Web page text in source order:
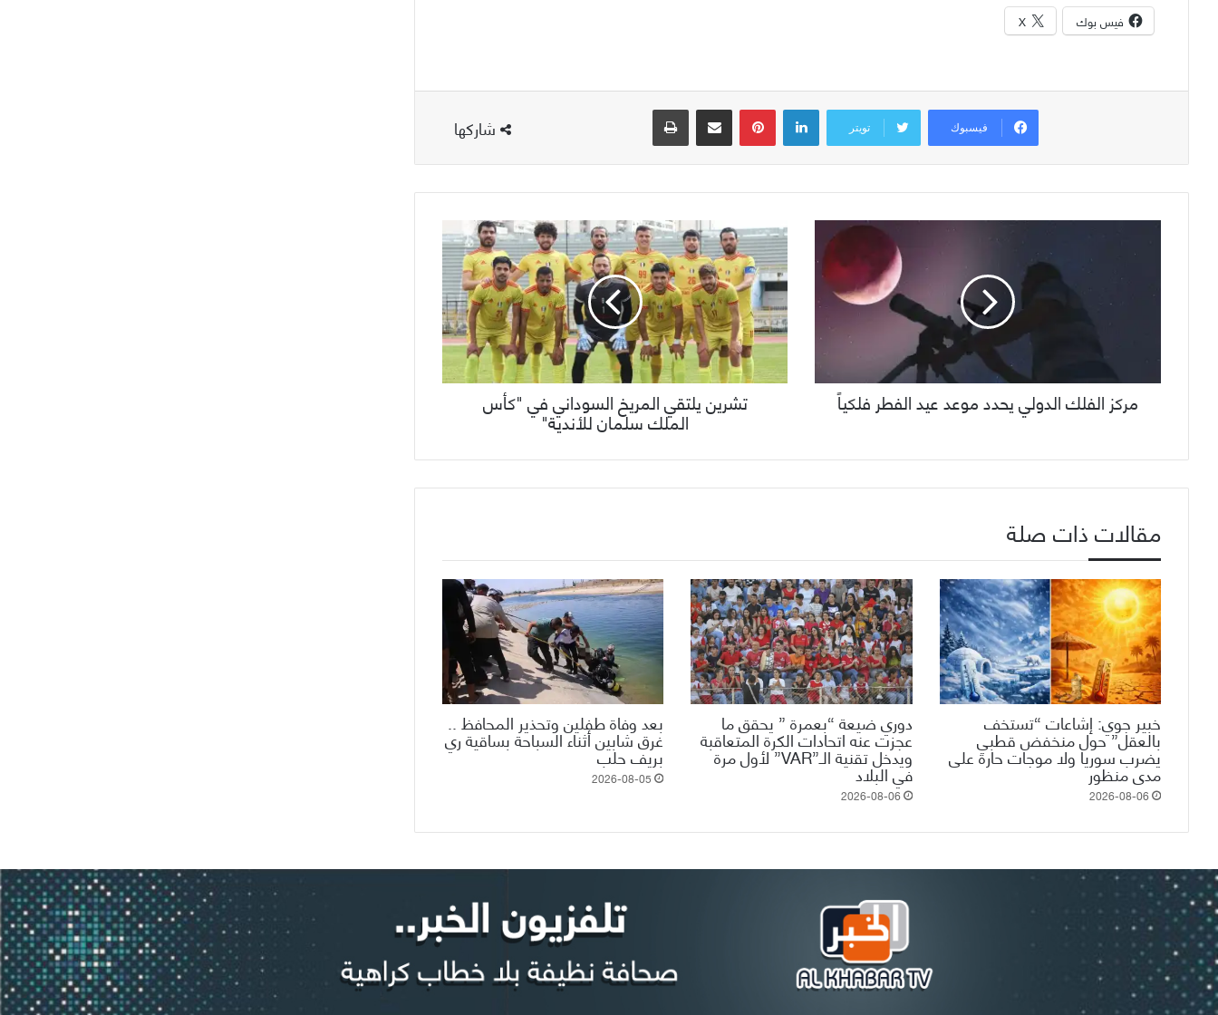
فيس بوك X
شاركها فيسبوك تويتر
لينكدإن بينتيريست مشاركة عبر البريد طباعة
مركز الفلك الدولي يحدد موعد عيد الفطر فلكياً تشرين يلتقي المريخ السوداني في "كأس
الملك سلمان للأندية"
مقالات ذات صلة
خبير جوي: إشاعات “تستخف
بالعقل” حول منخفض قطبي
يضرب سوريا ولا موجات حارة على
مدى منظور
2026-08-06
دوري ضيعة “بعمرة ” يحقق ما
عجزت عنه اتحادات الكرة المتعاقبة
ويدخل تقنية الـ”VAR” لأول مرة
في البلاد
2026-08-06
بعد وفاة طفلين وتحذير المحافظ ..
غرق شابين أثناء السباحة بساقية ري
بريف حلب
2026-08-05